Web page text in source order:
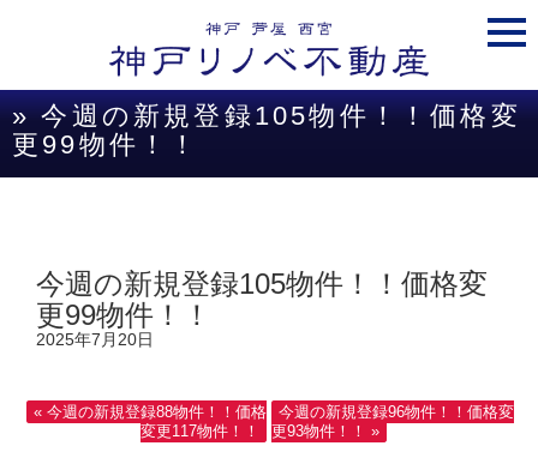
» 今週の新規登録105物件！！価格変
更99物件！！
今週の新規登録105物件！！価格変
更99物件！！
2025年7月20日
« 今週の新規登録88物件！！価格
変更117物件！！
今週の新規登録96物件！！価格変
更93物件！！ »